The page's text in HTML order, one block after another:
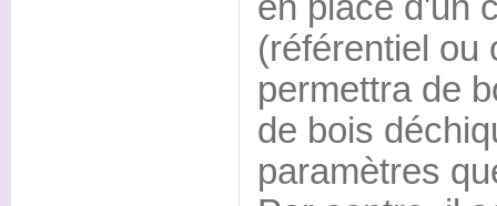
(référentiel ou
permettra de
de bois
paramètres